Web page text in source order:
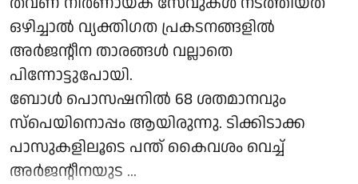
ഒഴിച്ചാൽ വ്യക്തിഗത പ്രകടനങ്ങളിൽ
അർജന്റീന താരങ്ങൾ വല്ലാതെ
പിന്നോട്ടുപോയി.
ബോൾ പൊസഷനിൽ 68 ശതമാനവും
സ്‌പെയിനൊപ്പം ആയിരുന്നു. ടിക്കിടാക്ക
പാസുകളിലൂടെ പന്ത് കൈവശം വെച്ച്
അർജന്റീനയുട ...